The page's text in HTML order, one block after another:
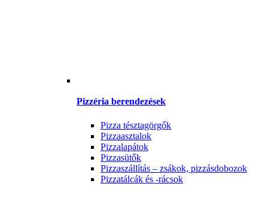
Pizzéria berendezések
Pizza tésztagörgők
Pizzaasztalok
Pizzalapátok
Pizzasütők
Pizzaszállítás – zsákok, pizzásdobozok
Pizzatálcák és -rácsok